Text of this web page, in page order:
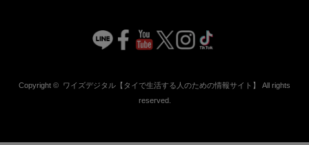
Copyright © ワイズデジタル【タイで生活する人のための情報サイト】
All rights
reserved.